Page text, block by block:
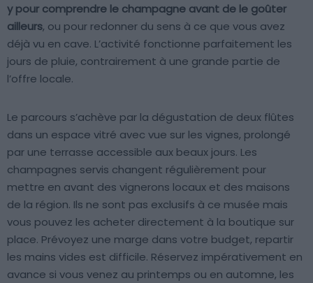
y pour comprendre le champagne avant de le goûter
ailleurs, ou pour redonner du sens à ce que vous avez
déjà vu en cave. L’activité fonctionne parfaitement les
jours de pluie, contrairement à une grande partie de
l’offre locale.
Le parcours s’achève par la dégustation de deux flûtes
dans un espace vitré avec vue sur les vignes, prolongé
par une terrasse accessible aux beaux jours. Les
champagnes servis changent régulièrement pour
mettre en avant des vignerons locaux et des maisons
de la région. Ils ne sont pas exclusifs à ce musée mais
vous pouvez les acheter directement à la boutique sur
place. Prévoyez une marge dans votre budget, repartir
les mains vides est difficile. Réservez impérativement en
avance si vous venez au printemps ou en automne, les